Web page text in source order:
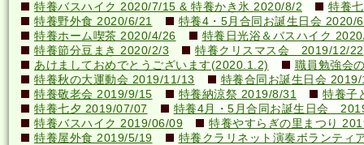
特養バスハイク 2020/7/15 & 特養かき氷 2020/8/2
特養
特養野外食 2020/6/21
特養4・5月合同お誕生日会 2020/
特養ホーム喫茶 2020/4/26
特養日光浴＆バスハイク
特養節分豆まき 2020/2/3
特養クリスマス会 2019/12/22
あけましておめでとうございます(2020.1.2)
職員勉強会
特養秋の大運動会 2019/11/13
特養合同お誕生日会
特養敬老会 2019/9/15
特養納涼祭 2019/8/31
特養子
特養七夕 2019/07/07
特養4月・5月合同お誕生日会
特養バスハイク 2019/06/09
特養やすらぎの里まつり
特養屋外食 2019/5/19
特養クラリネット演奏ボランティ